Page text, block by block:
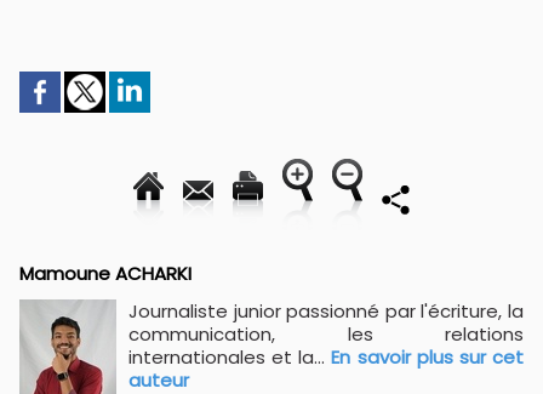
Mamoune ACHARKI
Journaliste junior passionné par l'écriture, la
communication, les relations
internationales et la...En savoir plus sur cet
auteur